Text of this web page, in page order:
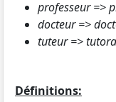
professeur =>
docteur =>
tuteur =>
Définitions: